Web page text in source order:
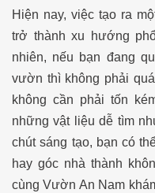
Hiện nay, việc tạo ra
trở thành xu hướng
nhiên, nếu bạn đang
vườn thì không phải
không cần phải tốn
những vật liệu dễ tìm
chút sáng tạo, bạn có
hay góc nhà thành
cùng Vườn An Nam